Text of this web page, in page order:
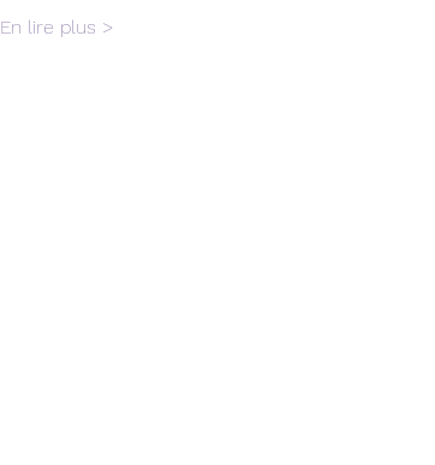
En lire plus >